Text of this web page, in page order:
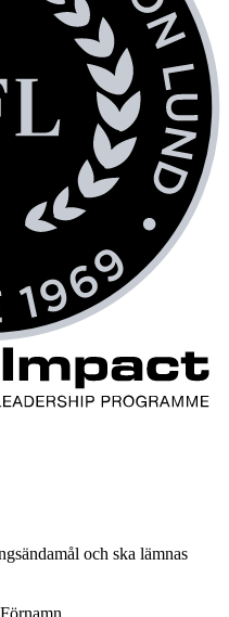
och ska lämnas
Förnamn